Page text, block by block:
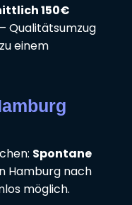
150€
Qualitätsumzug
einem
Spontane
Hamburg nach
möglich.